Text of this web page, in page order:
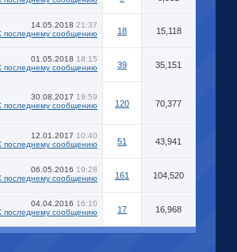
14.05.2018 21:37
18 15,118
01.05.2018 18:15
39 35,151
30.08.2017 19:59
120 70,377
12.01.2017 10:40
51 43,941
06.05.2016 19:28
161 104,520
04.04.2016 16:10
17 16,968